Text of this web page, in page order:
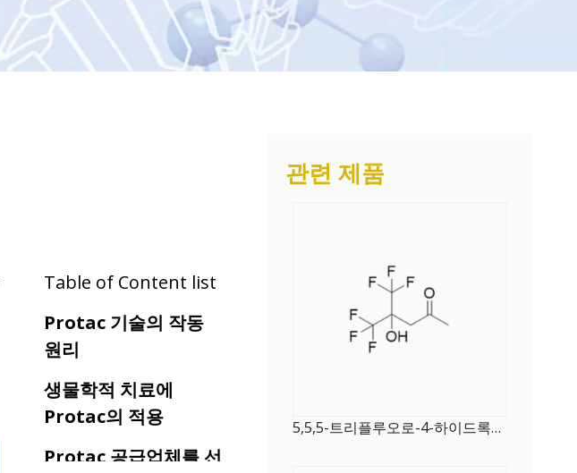
Table of Content list
Protac 기술의 작동
원리
생물학적 치료에
Protac의 적용
Protac 공급업체를 선
관련 제품
5,5,5-트리플루오로-4-하이드록시-4-(트리플루오로메틸)-2-펜타논